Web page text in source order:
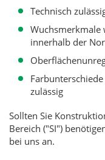
Technisch
Wuchsmerkmale
innerhalb der
zulässig
Sollten Sie
Bereich ("SI")
bei uns an.